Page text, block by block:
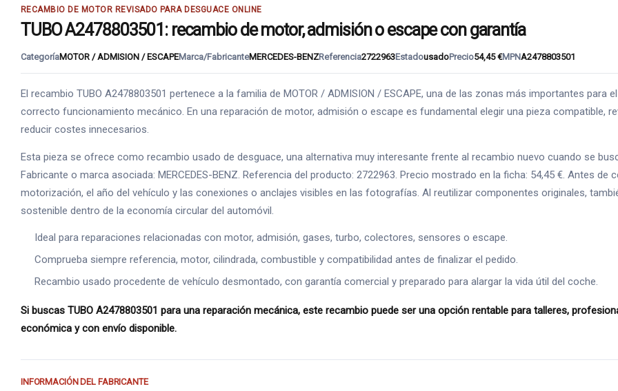
RECAMBIO DE MOTOR REVISADO PARA DESGUACE ONLINE
TUBO A2478803501: recambio de motor, admisión o escape con garantía
CategoríaMOTOR / ADMISION / ESCAPEMarca/FabricanteMERCEDES-BENZReferencia2722963EstadousadoPrecio54,45 €MPNA2478803501
El recambio TUBO A2478803501 pertenece a la familia de MOTOR / ADMISION / ESCAPE, una de las zonas más importantes para
correcto funcionamiento mecánico. En una reparación de motor, admisión o escape es fundamental elegir una pieza compatible,
reducir costes innecesarios.
Esta pieza se ofrece como recambio usado de desguace, una alternativa muy interesante frente al recambio nuevo cuando se
Fabricante o marca asociada: MERCEDES-BENZ. Referencia del producto: 2722963. Precio mostrado en la ficha: 54,45 €. Antes
motorización, el año del vehículo y las conexiones o anclajes visibles en las fotografías. Al reutilizar componentes originales,
sostenible dentro de la economía circular del automóvil.
Ideal para reparaciones relacionadas con motor, admisión, gases, turbo, colectores, sensores o escape.
Comprueba siempre referencia, motor, cilindrada, combustible y compatibilidad antes de finalizar el pedido.
Recambio usado procedente de vehículo desmontado, con garantía comercial y preparado para alargar la vida útil del coche.
Si buscas TUBO A2478803501 para una reparación mecánica, este recambio puede ser una opción rentable para talleres,
económica y con envío disponible.
INFORMACIÓN DEL FABRICANTE